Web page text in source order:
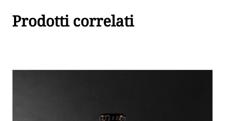
Prodotti correlati